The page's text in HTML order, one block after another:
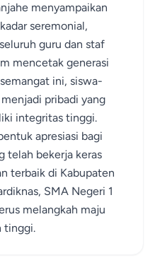
menyampaikan
seremonial,
guru dan staf
mencetak generasi
ini, siswa-
pribadi yang
integritas tinggi.
apresiasi bagi
telah bekerja keras
terbaik di Kabupaten
SMA Negeri 1
melangkah maju
tinggi.